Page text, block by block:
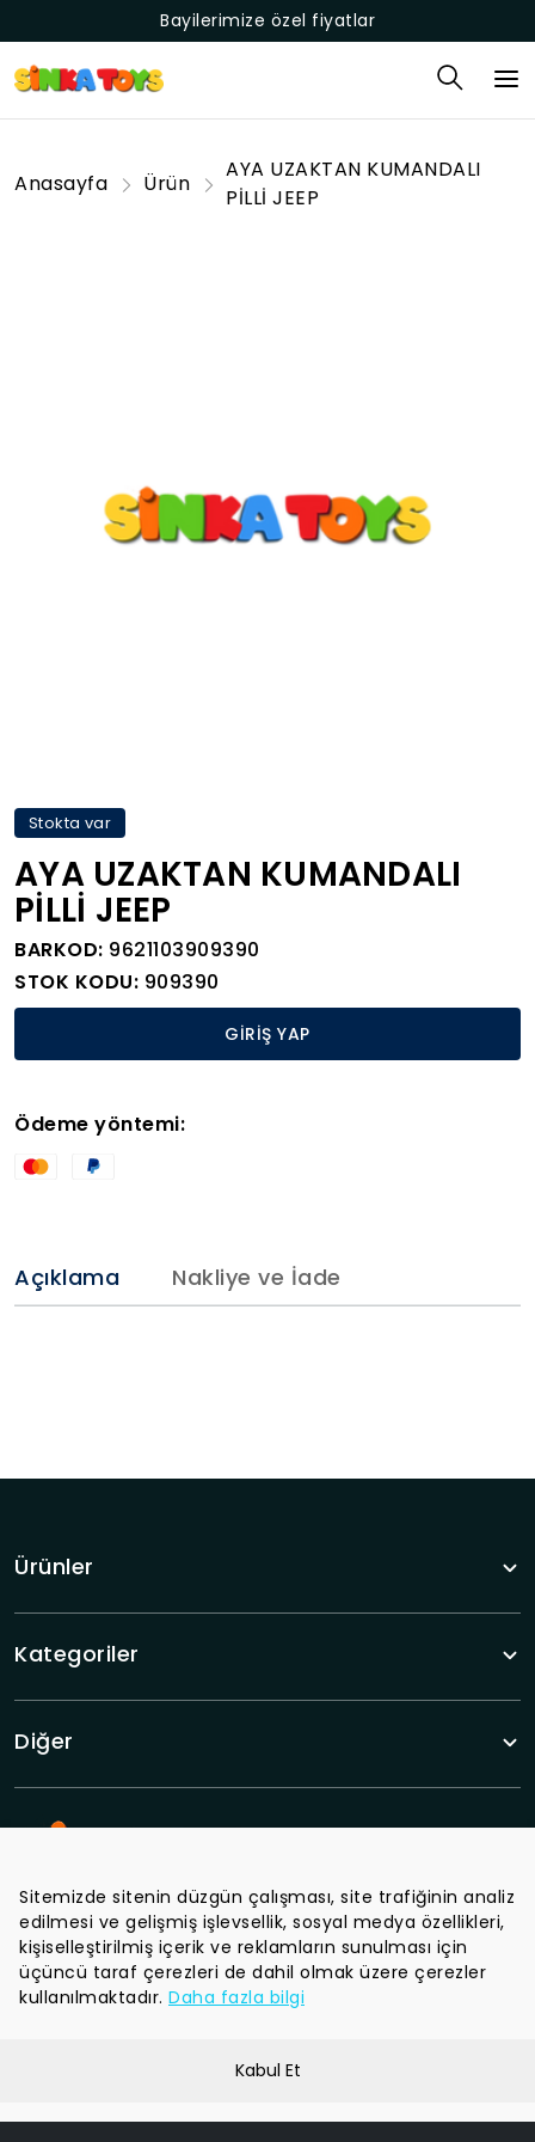
Bayilerimize özel fiyatlar
Anasayfa Ürün
AYA UZAKTAN KUMANDALI
PİLLİ JEEP
Stokta var
AYA UZAKTAN KUMANDALI
PİLLİ JEEP
BARKOD: 9621103909390
STOK KODU: 909390
GİRİŞ YAP
Ödeme yöntemi:
Açıklama Nakliye ve İade
Sitemizde sitenin düzgün çalışması, site trafiğinin analiz
edilmesi ve gelişmiş işlevsellik, sosyal medya özellikleri,
kişiselleştirilmiş içerik ve reklamların sunulması için
üçüncü taraf çerezleri de dahil olmak üzere çerezler
kullanılmaktadır. Daha fazla bilgi
Kabul Et
Ürünler
Kategoriler
Diğer
Tüm haberlerden haberdar olun.